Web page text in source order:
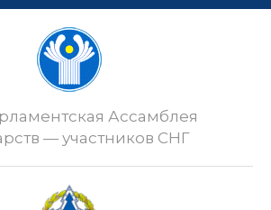
Ассамблея
— участников СНГ